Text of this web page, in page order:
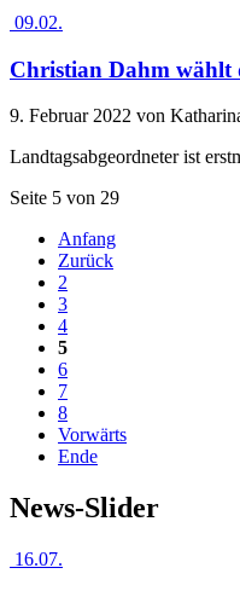
09.02.
Christian Dahm wählt
9. Februar 2022 von
Landtagsabgeordneter ist
Seite 5 von 29
Anfang
Zurück
2
3
4
5
6
7
8
Vorwärts
Ende
News-Slider
16.07.